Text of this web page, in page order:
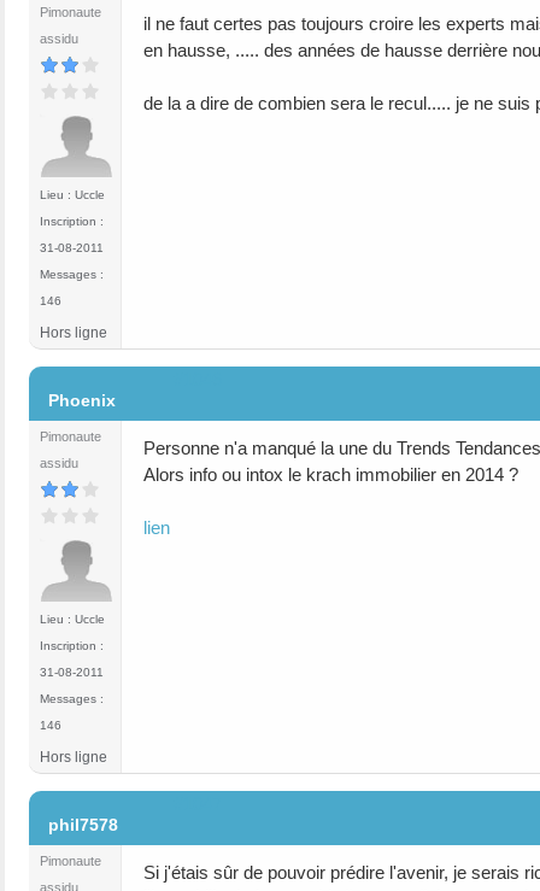
Pimonaute
assidu
Lieu : Uccle
Inscription :
31-08-2011
Messages :
146
il ne faut certes pas toujours croire les experts
en hausse, ..... des années de hausse derrière
de la a dire de combien sera le recul..... je ne
Hors ligne
Phoenix
Pimonaute
assidu
Lieu : Uccle
Inscription :
31-08-2011
Messages :
146
Personne n'a manqué la une du Trends
Alors info ou intox le krach immobilier en 2014 ?
lien
Hors ligne
phil7578
Pimonaute
assidu
Si j'étais sûr de pouvoir prédire l'avenir, je serais